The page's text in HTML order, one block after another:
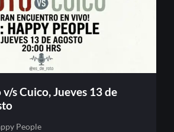
v/s Cuico, Jueves 13 de
People